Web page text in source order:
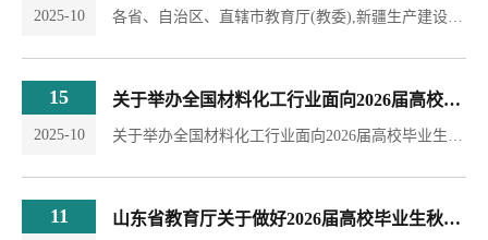
2025-10
15
2025-10
关于举办全国材料化工行业面向2026届高校毕业生秋季招聘活动的通知
11 山东省教育厅关于做好2026届高校毕业生秋季校园招聘月活动的通知